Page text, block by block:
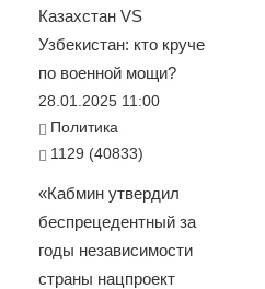
Казахстан VS
Узбекистан: кто круче
по военной мощи?
28.01.2025 11:00
Политика
1129 (40833)
«Кабмин утвердил
беспрецедентный за
годы независимости
страны нацпроект